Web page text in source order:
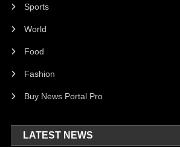
Sports
World
Food
Fashion
Buy News Portal Pro
LATEST NEWS